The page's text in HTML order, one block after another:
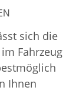
sich die
Fahrzeug
Ihnen